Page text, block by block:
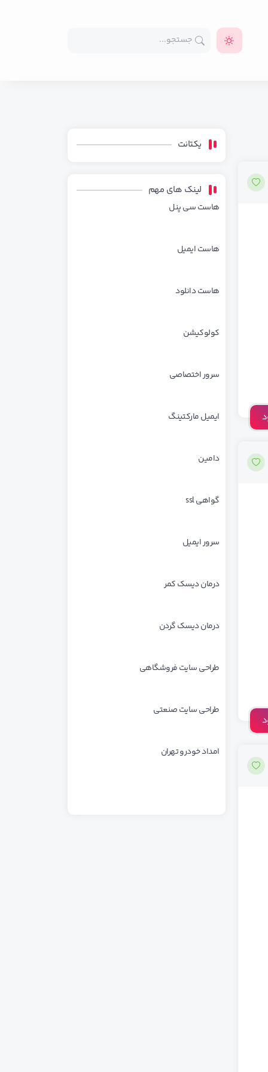
یکتانت
لینک های مهم
هاست سی پنل
هاست ایمیل
هاست دانلود
کولوکیشن
سرور اختصاصی
ایمیل مارکتینگ
دامین
گواهی ssl
سرور ایمیل
درمان دیسک کمر
درمان دیسک گردن
طراحی سایت فروشگاهی
طراحی سایت صنعتی
امداد خودرو تهران